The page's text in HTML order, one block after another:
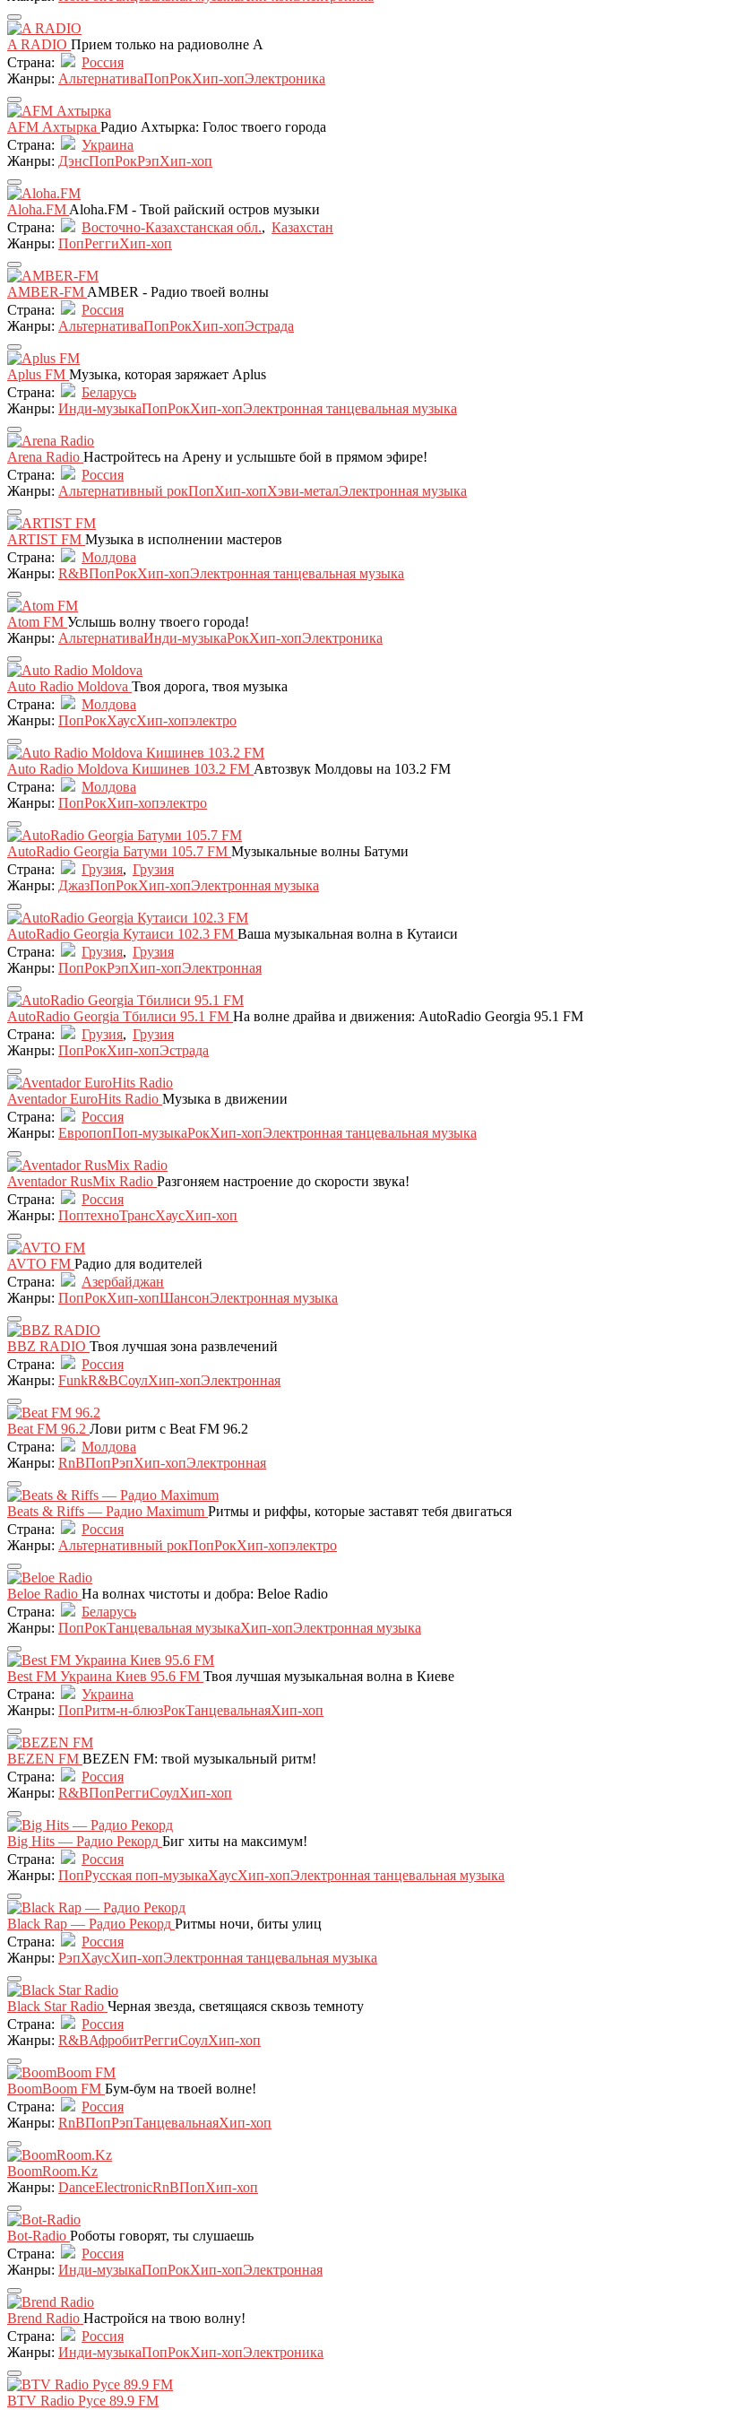
A RADIO Прием только на радиоволне A
Страна:
Россия
Жанры: АльтернативаПопРокХип-хопЭлектроника
AFM Ахтырка Радио Ахтырка: Голос твоего города
Страна:
Украина
Жанры: ДэнсПопРокРэпХип-хоп
Aloha.FM Aloha.FM - Твой райский остров музыки
Страна:
Восточно-Казахстанская обл., Казахстан
Жанры: ПопРеггиХип-хоп
AMBER-FM AMBER - Радио твоей волны
Страна:
Россия
Жанры: АльтернативаПопРокХип-хопЭстрада
Aplus FM Музыка, которая заряжает Aplus
Страна:
Беларусь
Жанры: Инди-музыкаПопРокХип-хопЭлектронная танцевальная музыка
Arena Radio Настройтесь на Арену и услышьте бой в прямом эфире!
Страна:
Россия
Жанры: Альтернативный рокПопХип-хопХэви-металЭлектронная музыка
ARTIST FM Музыка в исполнении мастеров
Страна:
Молдова
Жанры: R&BПопРокХип-хопЭлектронная танцевальная музыка
Atom FM Услышь волну твоего города!
Жанры: АльтернативаИнди-музыкаРокХип-хопЭлектроника
Auto Radio Moldova Твоя дорога, твоя музыка
Страна:
Молдова
Жанры: ПопРокХаусХип-хопэлектро
Auto Radio Moldova Кишинев 103.2 FM Автозвук Молдовы на 103.2 FM
Страна:
Молдова
Жанры: ПопРокХип-хопэлектро
AutoRadio Georgia Батуми 105.7 FM Музыкальные волны Батуми
Страна:
Грузия, Грузия
Жанры: ДжазПопРокХип-хопЭлектронная музыка
AutoRadio Georgia Кутаиси 102.3 FM Ваша музыкальная волна в Кутаиси
Страна:
Грузия, Грузия
Жанры: ПопРокРэпХип-хопЭлектронная
AutoRadio Georgia Тбилиси 95.1 FM На волне драйва и движения: AutoRadio Georgia 95.1 FM
Страна:
Грузия, Грузия
Жанры: ПопРокХип-хопЭстрада
Aventador EuroHits Radio Музыка в движении
Страна:
Россия
Жанры: ЕвропопПоп-музыкаРокХип-хопЭлектронная танцевальная музыка
Aventador RusMix Radio Разгоняем настроение до скорости звука!
Страна:
Россия
Жанры: ПоптехноТрансХаусХип-хоп
AVTO FM Радио для водителей
Страна:
Азербайджан
Жанры: ПопРокХип-хопШансонЭлектронная музыка
BBZ RADIO Твоя лучшая зона развлечений
Страна:
Россия
Жанры: FunkR&BСоулХип-хопЭлектронная
Beat FM 96.2 Лови ритм с Beat FM 96.2
Страна:
Молдова
Жанры: RnBПопРэпХип-хопЭлектронная
Beats & Riffs — Радио Maximum Ритмы и риффы, которые заставят тебя двигаться
Страна:
Россия
Жанры: Альтернативный рокПопРокХип-хопэлектро
Beloe Radio На волнах чистоты и добра: Beloe Radio
Страна:
Беларусь
Жанры: ПопРокТанцевальная музыкаХип-хопЭлектронная музыка
Best FM Украина Киев 95.6 FM Твоя лучшая музыкальная волна в Киеве
Страна:
Украина
Жанры: ПопРитм-н-блюзРокТанцевальнаяХип-хоп
BEZEN FM BEZEN FM: твой музыкальный ритм!
Страна:
Россия
Жанры: R&BПопРеггиСоулХип-хоп
Big Hits — Радио Рекорд Биг хиты на максимум!
Страна:
Россия
Жанры: ПопРусская поп-музыкаХаусХип-хопЭлектронная танцевальная музыка
Black Rap — Радио Рекорд Ритмы ночи, биты улиц
Страна:
Россия
Жанры: РэпХаусХип-хопЭлектронная танцевальная музыка
Black Star Radio Черная звезда, светящаяся сквозь темноту
Страна:
Россия
Жанры: R&BАфробитРеггиСоулХип-хоп
BoomBoom FM Бум-бум на твоей волне!
Страна:
Россия
Жанры: RnBПопРэпТанцевальнаяХип-хоп
BoomRoom.Kz
Жанры: DanceElectronicRnBПопХип-хоп
Bot-Radio Роботы говорят, ты слушаешь
Страна:
Россия
Жанры: Инди-музыкаПопРокХип-хопЭлектронная
Brend Radio Настройся на твою волну!
Страна:
Россия
Жанры: Инди-музыкаПопРокХип-хопЭлектроника
BTV Radio Русе 89.9 FM